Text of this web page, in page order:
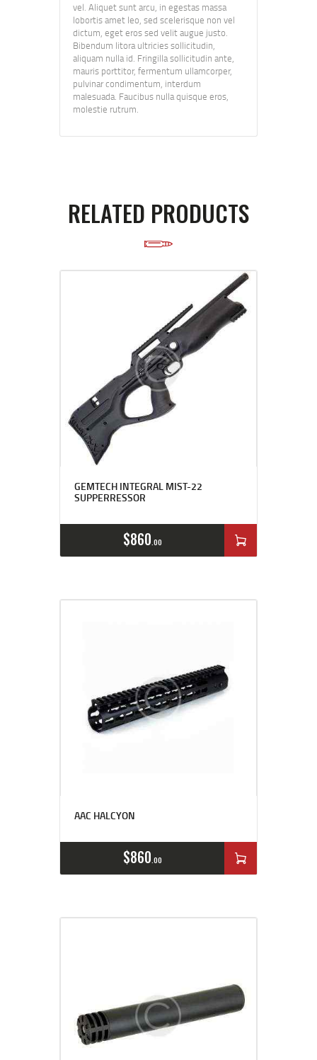
vel. Aliquet sunt arcu, in egestas massa
lobortis amet leo, sed scelerisque non vel
dictum, eget eros sed velit augue justo.
Bibendum litora ultricies sollicitudin,
aliquam nulla id. Fringilla sollicitudin ante,
mauris porttitor, fermentum ullamcorper,
pulvinar condimentum, interdum
malesuada. Faucibus nulla quisque eros,
molestie rutrum.
RELATED PRODUCTS
GEMTECH INTEGRAL MIST-22
SUPPERRESSOR
$860 00
AAC HALCYON
$860 00